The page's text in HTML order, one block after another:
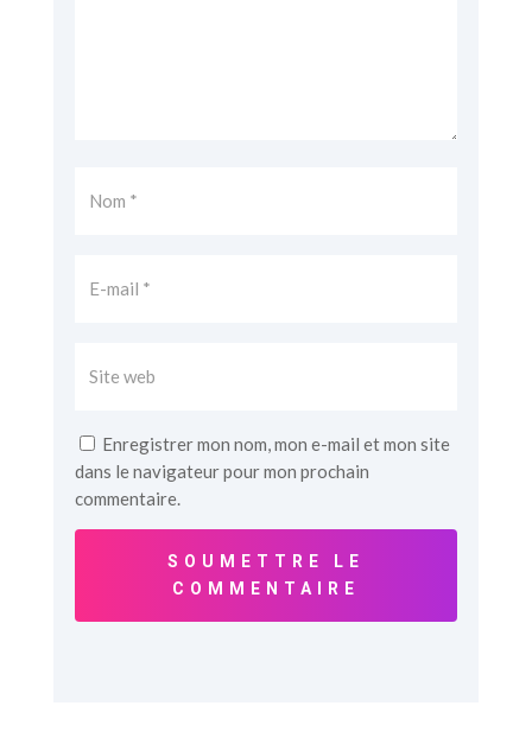
Enregistrer mon nom, mon e-mail et mon site
dans le navigateur pour mon prochain
commentaire.
SOUMETTRE LE
COMMENTAIRE